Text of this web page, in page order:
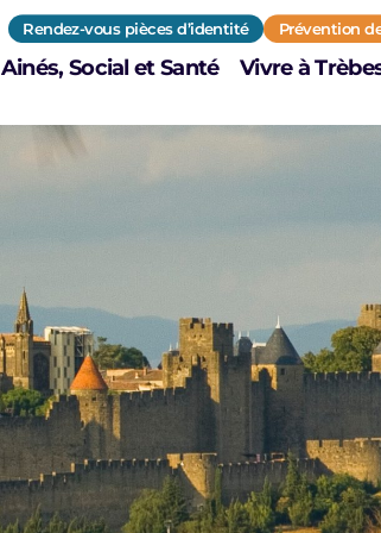
Ainés, Social et Santé Vivre à
Rendez-vous pièces d’identité Prévention